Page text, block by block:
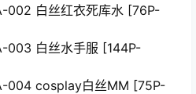
002 白丝红衣死库水 [76P-
003 白丝水手服 [144P-
004 cosplay白丝MM [75P-